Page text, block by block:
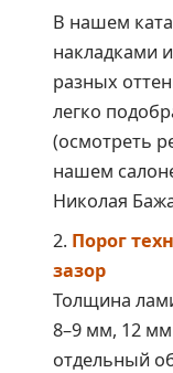
В нашем
накладками
разных
легко
(осмотреть
нашем
Николая
Порог
зазор
Толщина
8–9 мм, 12
отдельный